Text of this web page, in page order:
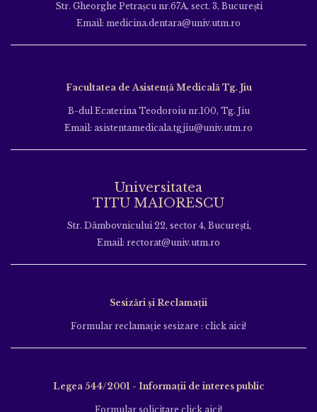
Str. Gheorghe Petraşcu nr.67A, sect. 3, Bucureşti
Email: medicina.dentara@univ.utm.ro
Facultatea de Asistență Medicală Tg. Jiu
B-dul Ecaterina Teodoroiu nr.100, Tg. Jiu
Email: asistentamedicala.tgjiu@univ.utm.ro
Universitatea
TITU MAIORESCU
Str. Dâmbovnicului 22, sector 4, București,
Email: rectorat@univ.utm.ro
Sesizări și Reclamații
Formular reclamație sesizare : click aici!
Legea 544/2001 - Informații de interes public
Formular solicitare click aici!